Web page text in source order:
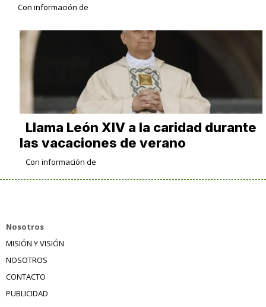
Con información de
Llama León XIV a la caridad durante
las vacaciones de verano
Con información de
Nosotros
MISIÓN Y VISIÓN
NOSOTROS
CONTACTO
PUBLICIDAD